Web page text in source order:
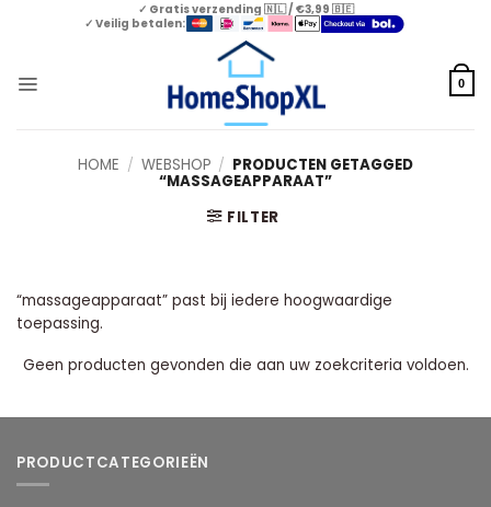
✓ Gratis verzending 🇳🇱 / €3,99 🇧🇪
✓ Veilig betalen:
0
HOME / WEBSHOP / PRODUCTEN GETAGGED
“MASSAGEAPPARAAT”
FILTER
“massageapparaat” past bij iedere hoogwaardige
toepassing.
Geen producten gevonden die aan uw zoekcriteria voldoen.
PRODUCTCATEGORIEËN